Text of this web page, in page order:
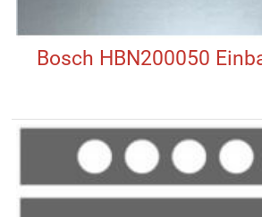
Bosch HBN200050